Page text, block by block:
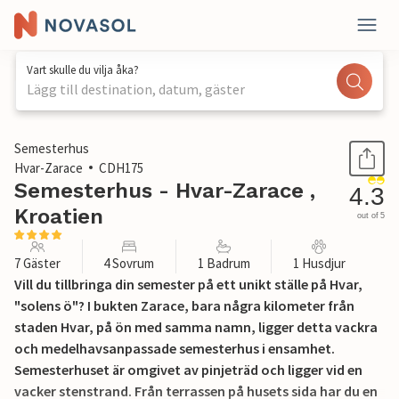
Vart skulle du vilja åka?
Lägg till destination, datum, gäster
1 / 40
Semesterhus
Hvar-Zarace
CDH175
Semesterhus - Hvar-Zarace ,
Kroatien
4.3
out of 5
7 Gäster 4 Sovrum 1 Badrum 1 Husdjur
Vill du tillbringa din semester på ett unikt ställe på Hvar,
"solens ö"? I bukten Zarace, bara några kilometer från
staden Hvar, på ön med samma namn, ligger detta vackra
och medelhavsanpassade semesterhus i ensamhet.
Semesterhuset är omgivet av pinjeträd och ligger vid en
vacker stenstrand. Från terrassen på husets sida har du en